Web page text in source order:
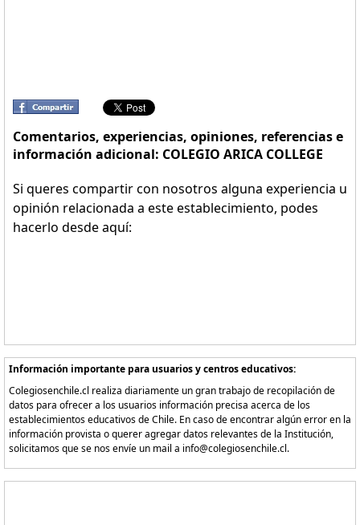
Comentarios, experiencias, opiniones, referencias e
información adicional: COLEGIO ARICA COLLEGE
Si queres compartir con nosotros alguna experiencia u
opinión relacionada a este establecimiento, podes
hacerlo desde aquí:
Información importante para usuarios y centros educativos:
Colegiosenchile.cl realiza diariamente un gran trabajo de recopilación de
datos para ofrecer a los usuarios información precisa acerca de los
establecimientos educativos de Chile. En caso de encontrar algún error en la
información provista o querer agregar datos relevantes de la Institución,
solicitamos que se nos envíe un mail a info@colegiosenchile.cl.